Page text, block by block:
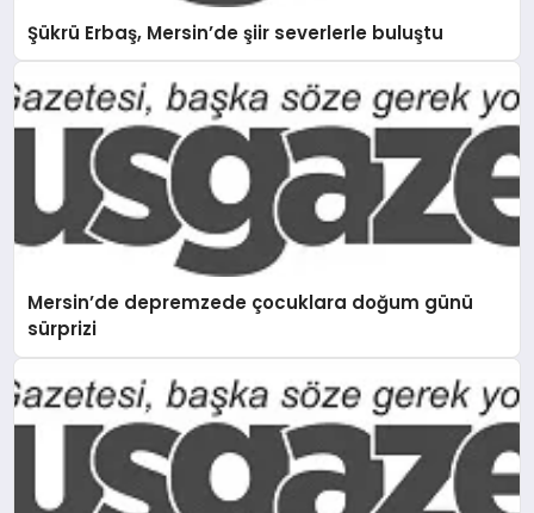
Şükrü Erbaş, Mersin’de şiir severlerle buluştu
Mersin’de depremzede çocuklara doğum günü
sürprizi